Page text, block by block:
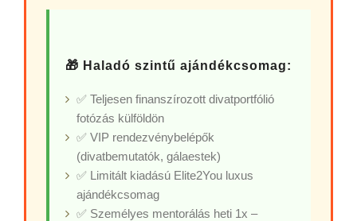
🎁 Haladó szintű ajándékcsomag:
✅ Teljesen finanszírozott divatportfólió
fotózás külföldön
✅ VIP rendezvénybelépők
(divatbemutatók, gálaestek)
✅ Limitált kiadású Elite2You luxus
ajándékcsomag
✅ Személyes mentorálás heti 1x –